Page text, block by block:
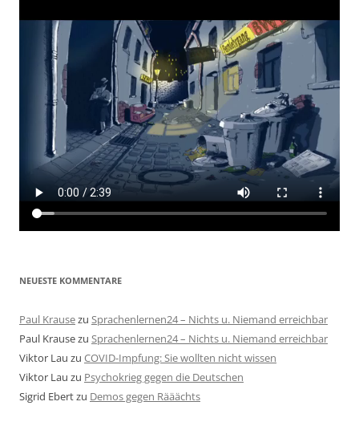
NEUESTE KOMMENTARE
Paul Krausezu Sprachenlernen24 – Nichts u. Niemand erreichbar
Paul Krausezu Sprachenlernen24 – Nichts u. Niemand erreichbar
Viktor Lau zu COVID-Impfung: Sie wollten nicht wissen
Viktor Lau zu Psychokrieg gegen die Deutschen
Sigrid Ebertzu Demos gegen Rääächts